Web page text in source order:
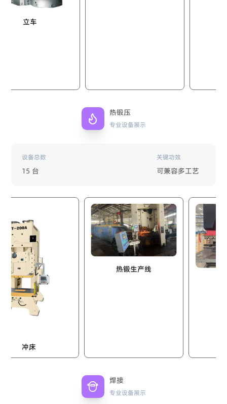
热锻压
专业设备展示
设备总数
15 台
关键功效
可兼容多工艺
热锻生产线
焊接
专业设备展示